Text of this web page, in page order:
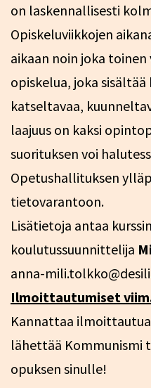
on laskennallisesti
Opiskeluviikkojen
aikaan noin joka
opiskelua, joka
katseltavaa,
laajuus on kaksi
suorituksen voi
Opetushallituksen
tietovarantoon.
Lisätietoja antaa
koulutussuunnittelija
anna-
Ilmoittautumiset
Kannattaa
lähettää Kommunismi
opuksen sinulle!